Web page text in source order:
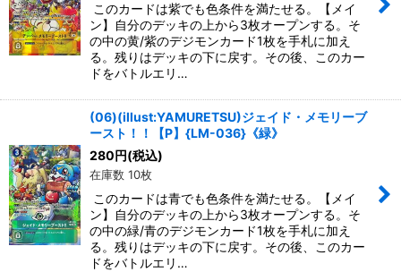
このカードは紫でも色条件を満たせる。【メイ
ン】自分のデッキの上から3枚オープンする。そ
の中の黄/紫のデジモンカード1枚を手札に加え
る。残りはデッキの下に戻す。その後、このカー
ドをバトルエリ…
(06)(illust:YAMURETSU)ジェイド・メモリーブ
ースト！！【P】{LM-036}《緑》
280 円(税込)
在庫数 10枚
このカードは青でも色条件を満たせる。【メイ
ン】自分のデッキの上から3枚オープンする。そ
の中の緑/青のデジモンカード1枚を手札に加え
る。残りはデッキの下に戻す。その後、このカー
ドをバトルエリ…